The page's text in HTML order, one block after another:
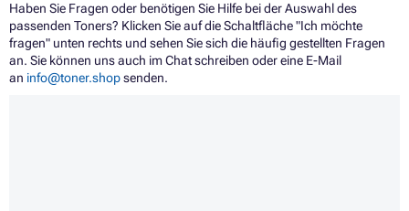
Haben Sie Fragen oder benötigen Sie Hilfe bei der Auswahl des
passenden Toners? Klicken Sie auf die Schaltfläche "Ich möchte
fragen" unten rechts und sehen Sie sich die häufig gestellten Fragen
an. Sie können uns auch im Chat schreiben oder eine E-Mail
an info@toner.shopsenden.